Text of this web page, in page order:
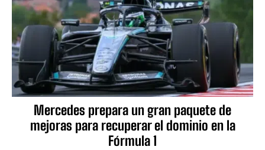
Mercedes prepara un gran paquete de
mejoras para recuperar el dominio en la
Fórmula 1